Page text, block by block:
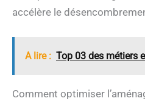
accélère le
A lire : Top 03 des métiers
Comment optimiser